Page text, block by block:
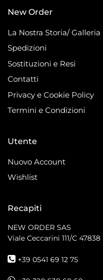
New Order
La Nostra Storia/ Galleria
Spedizioni
Sostituzioni e Resi
Contatti
Privacy e Cookie Policy
Termini e Condizioni
Utente
Nuovo Account
Wishlist
Recapiti
NEW ORDER SAS
Viale Ceccarini 111/C 47838
+39 0541 69 12 75